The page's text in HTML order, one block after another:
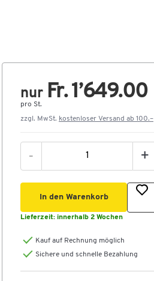
nur Fr. 1’649.00
pro St.
zzgl. MwSt. kostenloser Versand ab 100.–
- +
In den Warenkorb
Lieferzeit: innerhalb 2 Wochen
Kauf auf Rechnung möglich
Sichere und schnelle Bezahlung